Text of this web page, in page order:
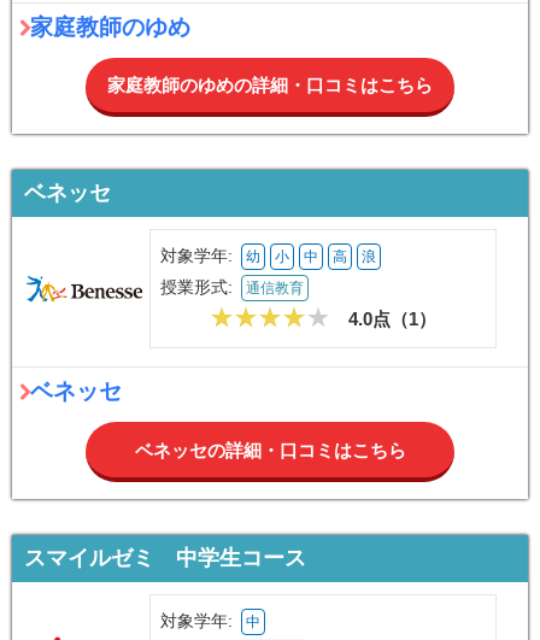
家庭教師のゆめ
家庭教師のゆめの詳細・口コミはこちら
ベネッセ
対象学年: 幼 小 中 高 浪
授業形式: 通信教育
4.0点（1）
ベネッセ
ベネッセの詳細・口コミはこちら
スマイルゼミ 中学生コース
対象学年: 中